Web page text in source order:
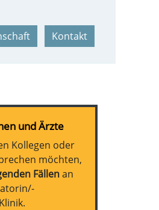
Kontakt
und Ärzte
Kollegen oder
möchten,
Fällenan